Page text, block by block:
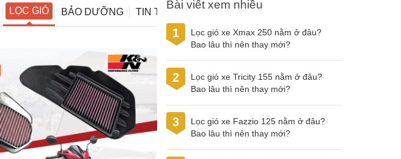
LỌC GIÓ BẢO DƯỠNG TIN TỨC
Bài viết xem nhiều
1
Lọc gió xe Xmax 250 nằm ở đâu?
Bao lâu thì nên thay mới?
2
Lọc gió xe Tricity 155 nằm ở đâu?
Bao lâu thì nên thay mới?
3
Lọc gió xe Fazzio 125 nằm ở đâu?
Bao lâu thì nên thay mới?